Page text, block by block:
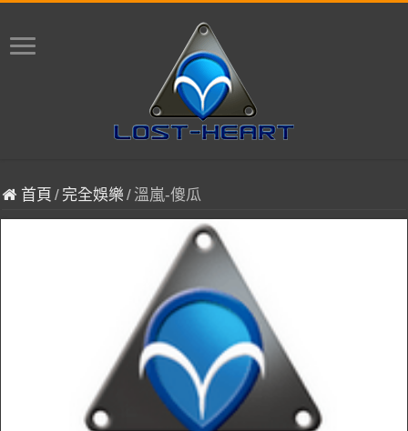
首頁 / 完全娛樂 / 溫嵐-傻瓜